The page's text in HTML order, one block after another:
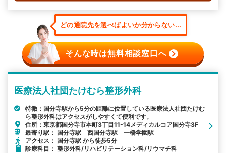
どの通院先を選べばよいか分からない...
そんな時は無料相談窓口へ
医療法人社団たけむら整形外科
特徴：国分寺駅から5分の距離に位置している医療法人社団たけむ
ら整形外科はアクセスがしやすくて便利です。
住所：東京都国分寺市本町3丁目11-14メディカルコア国分寺3F
最寄り駅： 国分寺駅 西国分寺駅 一橋学園駅
アクセス： 国分寺駅 から徒歩5分
診療科目： 整形外科/リハビリテーション科/リウマチ科